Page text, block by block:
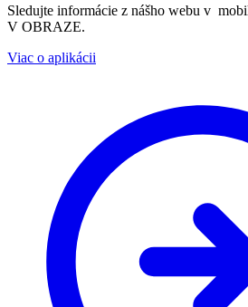
Sledujte informácie z nášho webu v
V OBRAZE.
Viac o aplikácii